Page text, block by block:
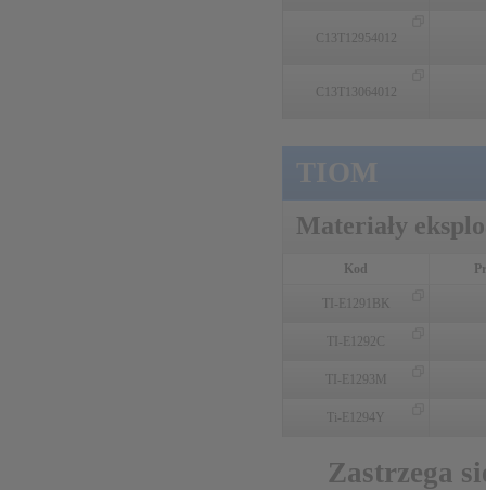
C13T12954012
C13T13064012
TIOM
Materiały
Kod
TI-E1291BK
TI-E1292C
TI-E1293M
Ti-E1294Y
Zastrzega